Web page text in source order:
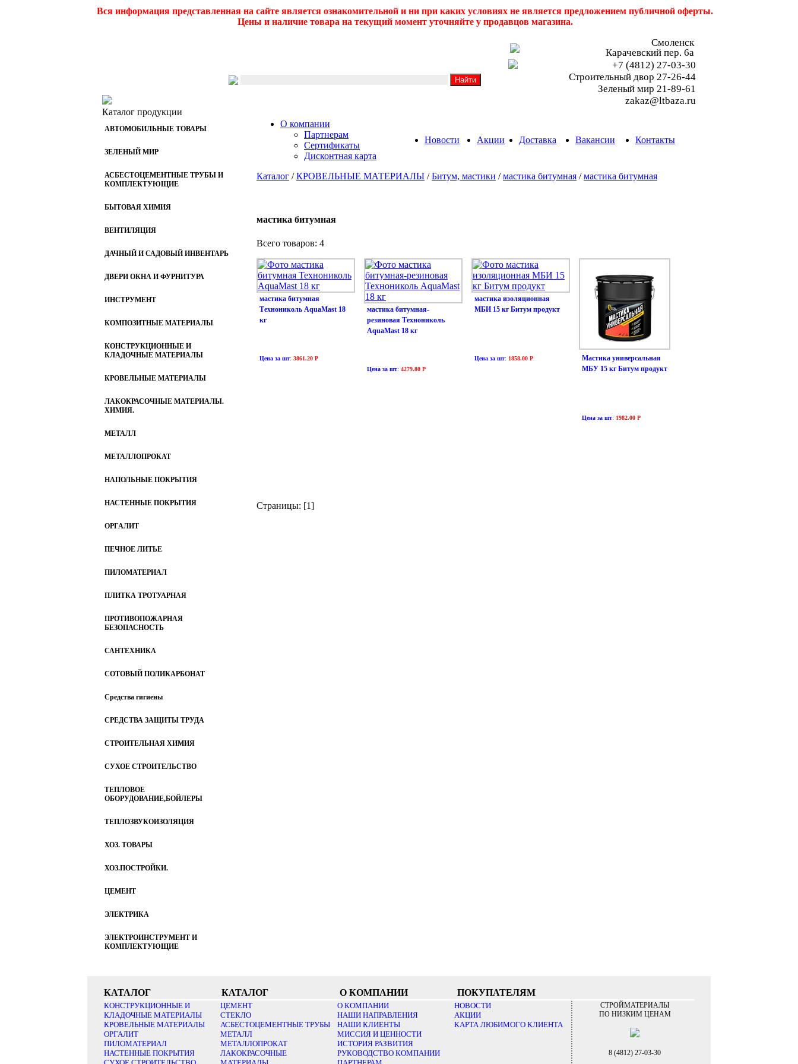
Вся информация представленная на сайте является ознакомительной и ни при каких условиях не является предложением публичной оферты.
Цены и наличие товара на текущий момент уточняйте у продавцов магазина.
Смоленск
Карачевский пер. 6a
+7 (4812) 27-03-30
Строительный двор 27-26-44
Зеленый мир 21-89-61
zakaz@ltbaza.ru
Каталог продукции
АВТОМОБИЛЬНЫЕ ТОВАРЫ
ЗЕЛЕНЫЙ МИР
АСБЕСТОЦЕМЕНТНЫЕ ТРУБЫ И
КОМПЛЕКТУЮЩИЕ
БЫТОВАЯ ХИМИЯ
ВЕНТИЛЯЦИЯ
ДАЧНЫЙ И САДОВЫЙ ИНВЕНТАРЬ
ДВЕРИ ОКНА И ФУРНИТУРА
ИНСТРУМЕНТ
КОМПОЗИТНЫЕ МАТЕРИАЛЫ
КОНСТРУКЦИОННЫЕ И
КЛАДОЧНЫЕ МАТЕРИАЛЫ
КРОВЕЛЬНЫЕ МАТЕРИАЛЫ
ЛАКОКРАСОЧНЫЕ МАТЕРИАЛЫ.
ХИМИЯ.
МЕТАЛЛ
МЕТАЛЛОПРОКАТ
НАПОЛЬНЫЕ ПОКРЫТИЯ
НАСТЕННЫЕ ПОКРЫТИЯ
ОРГАЛИТ
ПЕЧНОЕ ЛИТЬЕ
ПИЛОМАТЕРИАЛ
ПЛИТКА ТРОТУАРНАЯ
ПРОТИВОПОЖАРНАЯ
БЕЗОПАСНОСТЬ
САНТЕХНИКА
СОТОВЫЙ ПОЛИКАРБОНАТ
Средства гигиены
СРЕДСТВА ЗАЩИТЫ ТРУДА
СТРОИТЕЛЬНАЯ ХИМИЯ
СУХОЕ СТРОИТЕЛЬСТВО
ТЕПЛОВОЕ
ОБОРУДОВАНИЕ,БОЙЛЕРЫ
ТЕПЛОЗВУКОИЗОЛЯЦИЯ
ХОЗ. ТОВАРЫ
ХОЗ.ПОСТРОЙКИ.
ЦЕМЕНТ
ЭЛЕКТРИКА
ЭЛЕКТРОИНСТРУМЕНТ И
КОМПЛЕКТУЮЩИЕ
О компании
Партнерам
Сертификаты
Дисконтная карта
Новости Акции Доставка Вакансии Контакты
Каталог /КРОВЕЛЬНЫЕ МАТЕРИАЛЫ /Битум, мастики /мастика битумная /мастика битумная
мастика битумная
Всего товаров: 4
мастика битумная
Технониколь AquaMast 18
кг
Цена за шт: 3861.20 Р
мастика битумная-
резиновая Технониколь
AquaMast 18 кг
Цена за шт: 4279.80 Р
мастика изоляционная
МБИ 15 кг Битум продукт
Цена за шт: 1858.00 Р
Мастика универсальная
МБУ 15 кг Битум продукт
Цена за шт: 1982.00 Р
Страницы: [1]
КАТАЛОГ КАТАЛОГ О КОМПАНИИ ПОКУПАТЕЛЯМ
КОНСТРУКЦИОННЫЕ И
КЛАДОЧНЫЕ МАТЕРИАЛЫ
КРОВЕЛЬНЫЕ МАТЕРИАЛЫ
ОРГАЛИТ
ПИЛОМАТЕРИАЛ
НАСТЕННЫЕ ПОКРЫТИЯ
ЦЕМЕНТ
СТЕКЛО
АСБЕСТОЦЕМЕНТНЫЕ ТРУБЫ
МЕТАЛЛ
МЕТАЛЛОПРОКАТ
ЛАКОКРАСОЧНЫЕ
О КОМПАНИИ
НАШИ НАПРАВЛЕНИЯ
НАШИ КЛИЕНТЫ
МИССИЯ И ЦЕННОСТИ
ИСТОРИЯ РАЗВИТИЯ
РУКОВОДСТВО КОМПАНИИ
НОВОСТИ
АКЦИИ
КАРТА ЛЮБИМОГО КЛИЕНТА
СТРОЙМАТЕРИАЛЫ
ПО НИЗКИМ ЦЕНАМ
8 (4812) 27-03-30